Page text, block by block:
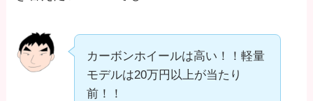
カーボンホイールは高い！！軽量
モデルは20万円以上が当たり
前！！